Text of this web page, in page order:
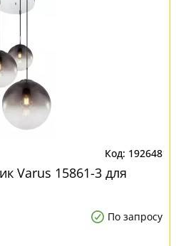
192648
Varus 15861-3 для
По запросу